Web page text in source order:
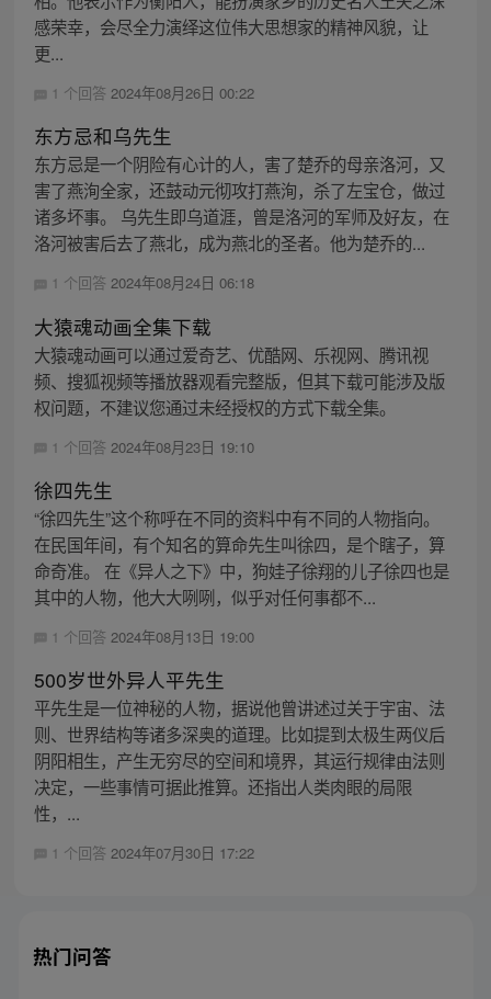
感荣幸，会尽全力演绎这位伟大思想家的精神风貌，让
更...
1 个回答 2024年08月26日 00:22
东方忌和乌先生
东方忌是一个阴险有心计的人，害了楚乔的母亲洛河，又
害了燕洵全家，还鼓动元彻攻打燕洵，杀了左宝仓，做过
诸多坏事。 乌先生即乌道涯，曾是洛河的军师及好友，在
洛河被害后去了燕北，成为燕北的圣者。他为楚乔的...
1 个回答 2024年08月24日 06:18
大猿魂动画全集下载
大猿魂动画可以通过爱奇艺、优酷网、乐视网、腾讯视
频、搜狐视频等播放器观看完整版，但其下载可能涉及版
权问题，不建议您通过未经授权的方式下载全集。
1 个回答 2024年08月23日 19:10
徐四先生
“徐四先生”这个称呼在不同的资料中有不同的人物指向。
在民国年间，有个知名的算命先生叫徐四，是个瞎子，算
命奇准。 在《异人之下》中，狗娃子徐翔的儿子徐四也是
其中的人物，他大大咧咧，似乎对任何事都不...
1 个回答 2024年08月13日 19:00
500岁世外异人平先生
平先生是一位神秘的人物，据说他曾讲述过关于宇宙、法
则、世界结构等诸多深奥的道理。比如提到太极生两仪后
阴阳相生，产生无穷尽的空间和境界，其运行规律由法则
决定，一些事情可据此推算。还指出人类肉眼的局限
性，...
1 个回答 2024年07月30日 17:22
热门问答